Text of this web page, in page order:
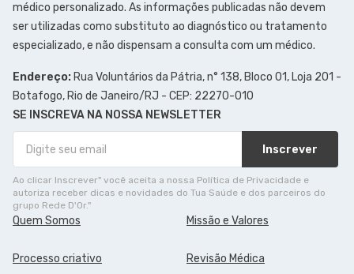
médico personalizado. As informações publicadas não devem
ser utilizadas como substituto ao diagnóstico ou tratamento
especializado, e não dispensam a consulta com um médico.
Endereço: Rua Voluntários da Pátria, n° 138, Bloco 01, Loja 201 -
Botafogo, Rio de Janeiro/RJ - CEP: 22270-010
SE INSCREVA NA NOSSA NEWSLETTER
Inscrever
Ao clicar Inscrever" você aceita a nossa Política de Privacidade e
autoriza receber dicas e novidades do Tua Saúde e dos parceiros do
grupo Rede D'Or."
Quem Somos Missão e Valores
Processo criativo Revisão Médica